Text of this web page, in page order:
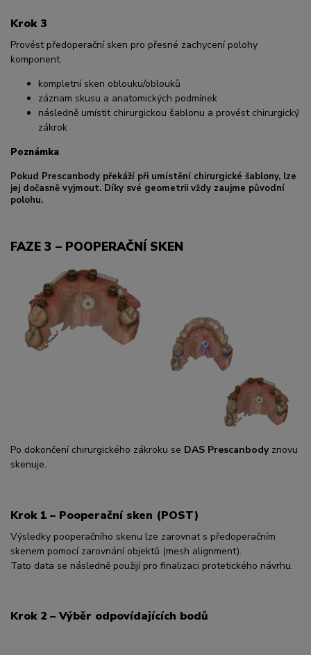
Krok 3
Provést předoperační sken pro přesné zachycení polohy
komponent.
kompletní sken oblouku/oblouků
záznam skusu a anatomických podmínek
následně umístit chirurgickou šablonu a provést chirurgický
zákrok
Poznámka
Pokud Prescanbody překáží při umístění chirurgické šablony, lze
jej dočasně vyjmout. Díky své geometrii vždy zaujme původní
polohu.
FAZE 3 – POOPERAČNÍ SKEN
Po dokončení chirurgického zákroku se DAS Prescanbodyznovu
skenuje.
Krok 1 – Pooperační sken (POST)
Výsledky pooperačního skenu lze zarovnat s předoperačním
skenem pomocí zarovnání objektů (mesh alignment).
Tato data se následně použijí pro finalizaci protetického návrhu.
Krok 2 – Výběr odpovídajících bodů